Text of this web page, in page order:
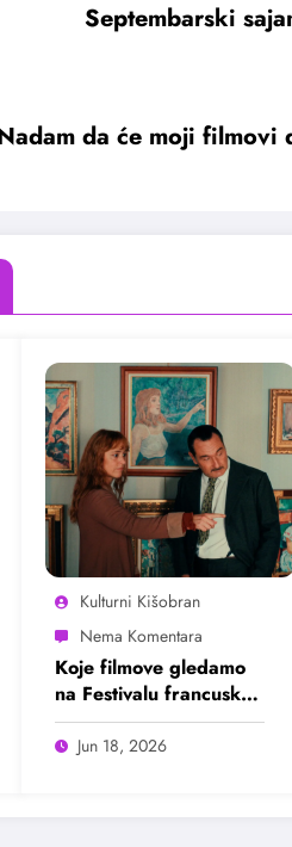
Septembarski
da će moji
Kulturni Kišobran
Koje filmove gledamo
na Festivalu francuskog
filma?
Jun 18, 2026